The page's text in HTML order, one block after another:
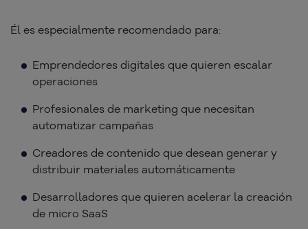
Él es especialmente recomendado para:
Emprendedores digitales que quieren escalar
operaciones
Profesionales de marketing que necesitan
automatizar campañas
Creadores de contenido que desean generar y
distribuir materiales automáticamente
Desarrolladores que quieren acelerar la creación
de micro SaaS